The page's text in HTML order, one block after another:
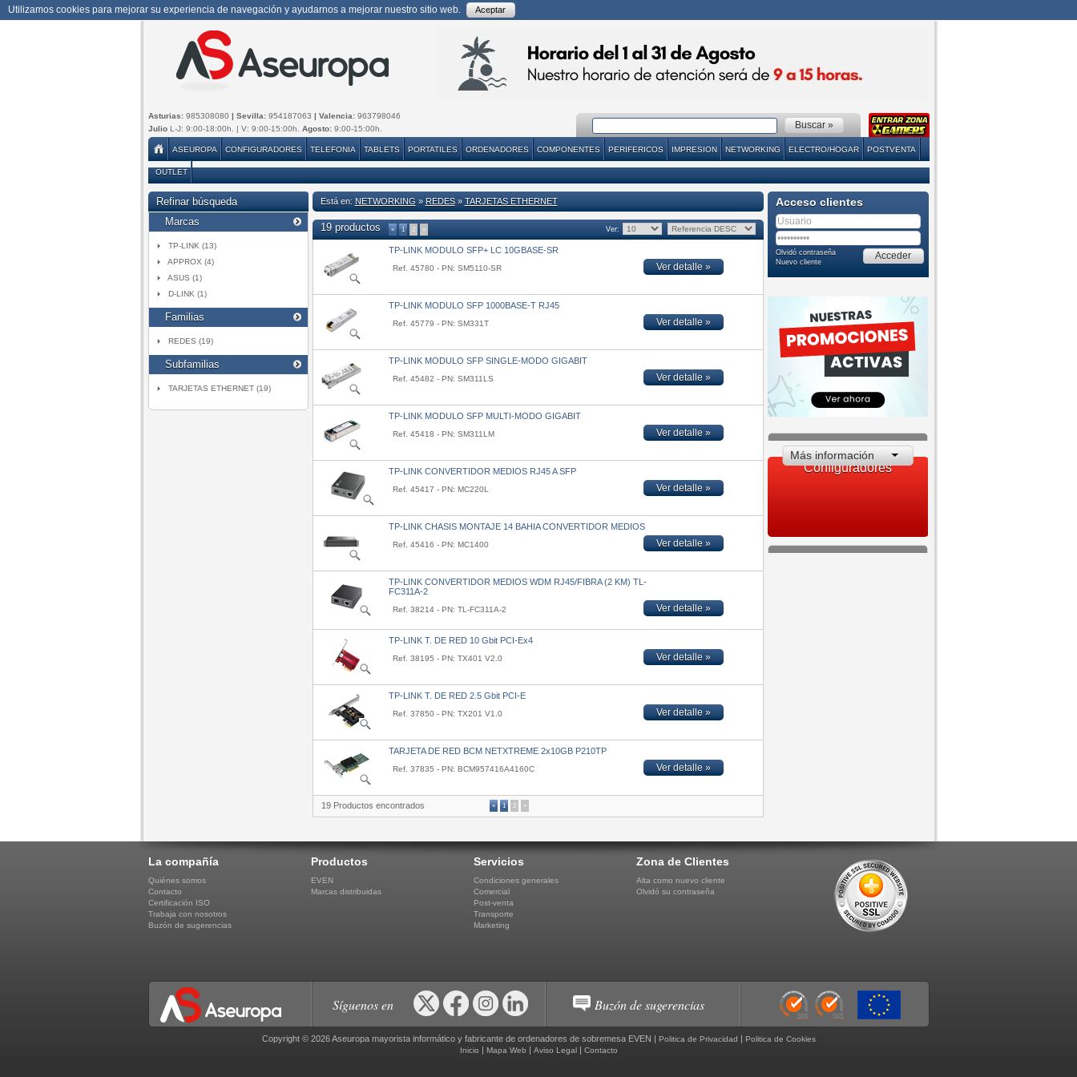
Utilizamos cookies para mejorar su experiencia de navegación y ayudarnos a mejorar nuestro sitio web. Aceptar
Asturias: 985308080 | Sevilla: 954187063 | Valencia: 963798046
JulioL-J: 9:00-18:00h. | V: 9:00-15:00h. Agosto:9:00-15:00h.
ASEUROPA CONFIGURADORES TELEFONIA TABLETS PORTATILES ORDENADORES COMPONENTES PERIFERICOS IMPRESION NETWORKING ELECTRO/HOGAR POSTVENTA
OUTLET
Refinar búsqueda
Marcas
TP-LINK (13)
APPROX (4)
ASUS (1)
D-LINK (1)
Familias
REDES (19)
Subfamilias
TARJETAS ETHERNET (19)
Está en: NETWORKING » REDES» TARJETAS ETHERNET
19 productos « 1 2 » Ver:
TP-LINK MODULO SFP+ LC 10GBASE-SR
Ref. 45780 - PN: SM5110-SR Ver detalle »
TP-LINK MODULO SFP 1000BASE-T RJ45
Ref. 45779 - PN: SM331T Ver detalle »
TP-LINK MODULO SFP SINGLE-MODO GIGABIT
Ref. 45482 - PN: SM311LS Ver detalle »
TP-LINK MODULO SFP MULTI-MODO GIGABIT
Ref. 45418 - PN: SM311LM Ver detalle »
TP-LINK CONVERTIDOR MEDIOS RJ45 A SFP
Ref. 45417 - PN: MC220L Ver detalle »
TP-LINK CHASIS MONTAJE 14 BAHIA CONVERTIDOR MEDIOS
Ref. 45416 - PN: MC1400 Ver detalle »
TP-LINK CONVERTIDOR MEDIOS WDM RJ45/FIBRA (2 KM) TL-
FC311A-2
Ref. 38214 - PN: TL-FC311A-2 Ver detalle »
TP-LINK T. DE RED 10 Gbit PCI-Ex4
Ref. 38195 - PN: TX401 V2.0 Ver detalle »
TP-LINK T. DE RED 2.5 Gbit PCI-E
Ref. 37850 - PN: TX201 V1.0 Ver detalle »
TARJETA DE RED BCM NETXTREME 2x10GB P210TP
Ref. 37835 - PN: BCM957416A4160C Ver detalle »
19 Productos encontrados « 1 2 »
Acceso clientes
Olvidó contraseña
Nuevo cliente
Configuradores
Más información
La compañía
Quiénes somos
Contacto
Certificación ISO
Trabaja con nosotros
Buzón de sugerencias
Productos
EVEN
Marcas distribuidas
Servicios
Condiciones generales
Comercial
Post-venta
Transporte
Marketing
Zona de Clientes
Alta como nuevo cliente
Olvidó su contraseña
Síguenos en Buzón de sugerencias
Copyright © 2026 Aseuropa mayorista informático y fabricante de ordenadores de sobremesa EVEN | Politica de Privacidad | Politica de Cookies
Inicio | Mapa Web | Aviso Legal| Contacto